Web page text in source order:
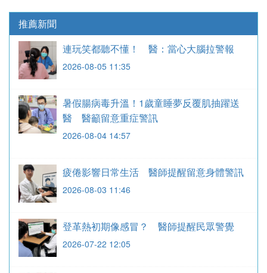
推薦新聞
連玩笑都聽不懂！ 醫：當心大腦拉警報
2026-08-05 11:35
暑假腸病毒升溫！1歲童睡夢反覆肌抽躍送
醫 醫籲留意重症警訊
2026-08-04 14:57
疲倦影響日常生活 醫師提醒留意身體警訊
2026-08-03 11:46
登革熱初期像感冒？ 醫師提醒民眾警覺
2026-07-22 12:05